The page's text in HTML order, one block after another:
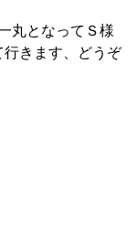
丸となってＳ様
きます、どうぞ